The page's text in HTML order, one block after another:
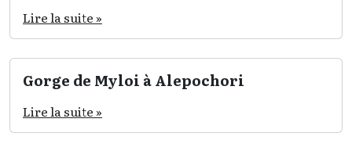
Lire la suite »
Gorge de Myloi à Alepochori
Lire la suite »